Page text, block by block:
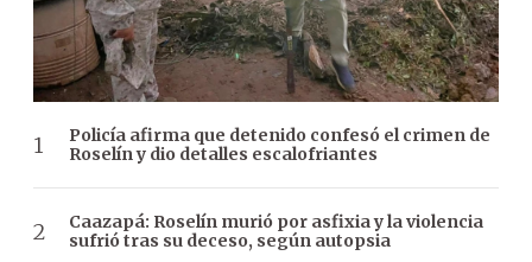
Policía afirma que detenido confesó el crimen de
Roselín y dio detalles escalofriantes
Caazapá: Roselín murió por asfixia y la violencia
sufrió tras su deceso, según autopsia